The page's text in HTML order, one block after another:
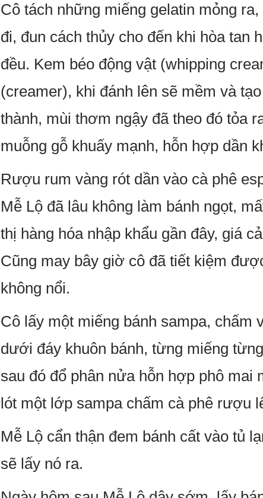
Cô tách những miếng gelatin mỏng
đi, đun cách thủy cho đến khi hòa tan
đều. Kem béo động vật (whipping
(creamer), khi đánh lên sẽ mềm và
thành, mùi thơm ngậy đã theo đó tỏa
muỗng gỗ khuấy mạnh, hỗn hợp dần
Rượu rum vàng rót dần vào cà phê
Mễ Lộ đã lâu không làm bánh ngọt,
thị hàng hóa nhập khẩu gần đây, giá
Cũng may bây giờ cô đã tiết kiệm
không nổi.
Cô lấy một miếng bánh sampa,
dưới đáy khuôn bánh, từng miếng
sau đó đổ phân nửa hỗn hợp phô mai
lót một lớp sampa chấm cà phê rượu
Mễ Lộ cẩn thận đem bánh cất vào tủ
sẽ lấy nó ra.